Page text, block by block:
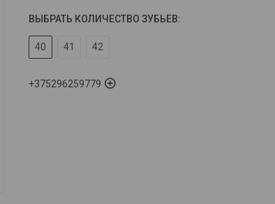
ВЫБРАТЬ КОЛИЧЕСТВО ЗУБЬЕВ:
40 41 42
+375296259779